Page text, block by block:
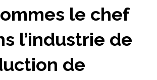
le chef
l’industrie de
de